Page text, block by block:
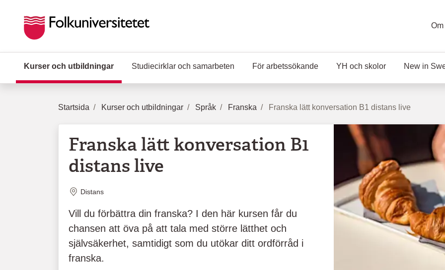
Kurser och utbildningar (Aktuell sida)
Studiecirklar och samarbeten För arbetssökande YH och skolor New in
Startsida Kurser och utbildningar Språk Franska Franska lätt konversation B1 distans live
Franska lätt konversation B1
distans live
Plats
Distans
Vill du förbättra din franska? I den här kursen får du
chansen att öva på att tala med större lätthet och
självsäkerhet, samtidigt som du utökar ditt ordförråd i
franska.